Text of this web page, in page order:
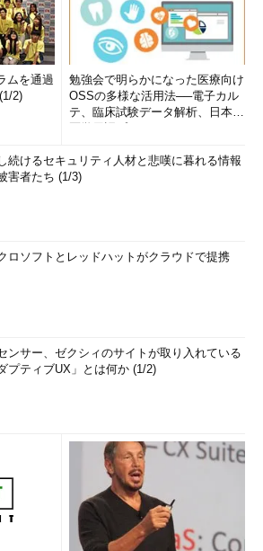
ムを通過
2)
勉強会で明らかになった医療向け
OSSの多様な活用法──電子カル
テ、臨床試験データ解析、日本語
続けるセキュリティ人材と悲嘆に暮れる情報
害者たち (1/3)
ロソフトとレッドハットがクラウドで提携
ンサー、ゼクシィのサイトが取り入れている
プティブUX」とは何か (1/2)